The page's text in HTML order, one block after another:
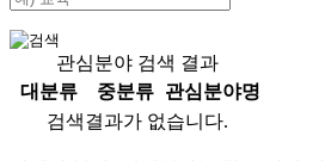
관심분야 검색 결과
대분류
중분류
관심분야명
검색결과가 없습니다.